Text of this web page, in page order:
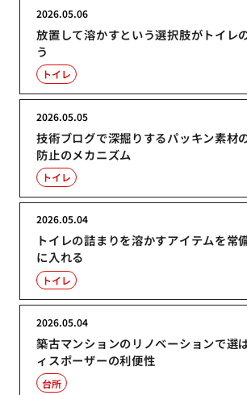
放置して溶かすという選択肢がトイレ
う
2026.05.06
トイレ
技術ブログで深掘りするパッキン素材
防止のメカニズム
2026.05.05
トイレ
トイレの詰まりを溶かすアイテムを常
に入れる
2026.05.04
トイレ
築古マンションのリノベーションで選
ィスポーザーの利便性
2026.05.04
台所